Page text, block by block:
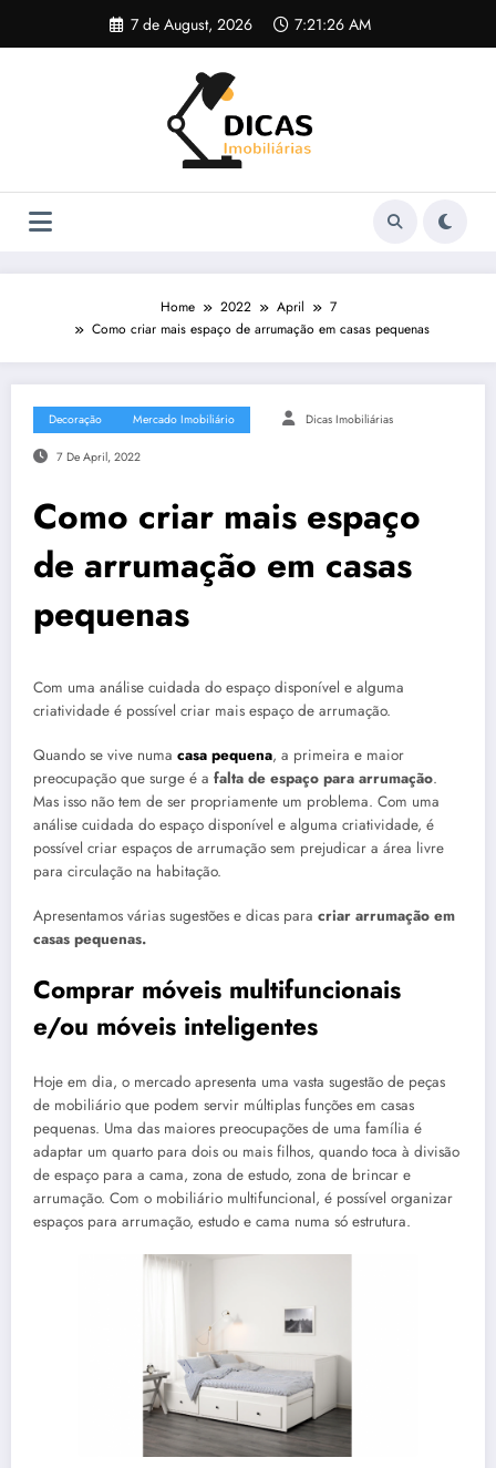
content
7 de August, 2026 7:21:27 AM
Home 2022 April
7
Como criar mais espaço de arrumação em casas pequenas
Decoração Mercado Imobiliário Dicas Imobiliárias
7 De April, 2022
Como criar mais espaço
de arrumação em casas
pequenas
Com uma análise cuidada do espaço disponível e alguma
criatividade é possível criar mais espaço de arrumação.
Quando se vive numa casa pequena, a primeira e maior
preocupação que surge é a falta de espaço para arrumação.
Mas isso não tem de ser propriamente um problema. Com uma
análise cuidada do espaço disponível e alguma criatividade, é
possível criar espaços de arrumação sem prejudicar a área livre
para circulação na habitação.
Apresentamos várias sugestões e dicas para criar arrumação em
casas pequenas.
Comprar móveis multifuncionais
e/ou móveis inteligentes
Hoje em dia, o mercado apresenta uma vasta sugestão de peças
de mobiliário que podem servir múltiplas funções em casas
pequenas. Uma das maiores preocupações de uma família é
adaptar um quarto para dois ou mais filhos, quando toca à divisão
de espaço para a cama, zona de estudo, zona de brincar e
arrumação. Com o mobiliário multifuncional, é possível organizar
espaços para arrumação, estudo e cama numa só estrutura.